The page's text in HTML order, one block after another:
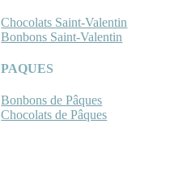
Chocolats Saint-Valentin
Bonbons Saint-Valentin
PAQUES
Bonbons de Pâques
Chocolats de Pâques